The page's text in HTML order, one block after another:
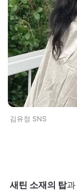
김유정 SNS
새틴 소재의 탑과